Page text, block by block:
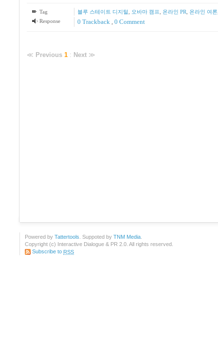
Tag 블루 스테이트 디지털 오바마 캠프 온라인 PR 온라인 여론
Response
0 Trackback , 0 Comment
≪ Previous 1 : Next ≫
Powered by Tattertools . Suppoted by TNM Media
Copyright (c) Interactive Dialogue & PR 2.0. All rights reserved.
Subscribe to RSS